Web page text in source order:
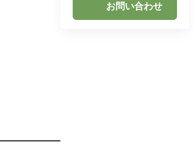
お問い合わせ